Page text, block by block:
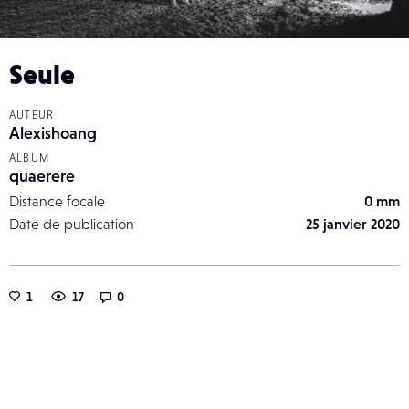
Seule
AUTEUR
Alexishoang
ALBUM
quaerere
Distance focale
0 mm
Date de publication
25 janvier 2020
1 17 0